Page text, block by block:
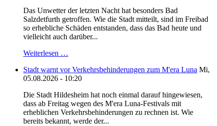
Das Unwetter der letzten Nacht hat besonders Bad
Salzdetfurth getroffen. Wie die Stadt mitteilt, sind im Freibad
so erhebliche Schäden entstanden, dass das Bad heute und
vielleicht auch darüber...
Weiterlesen …
Stadt warnt vor Verkehrsbehinderungen zum M'era Luna Mi,
05.08.2026 - 10:20
Die Stadt Hildesheim hat noch einmal darauf hingewiesen,
dass ab Freitag wegen des M'era Luna-Festivals mit
erheblichen Verkehrsbehinderungen zu rechnen ist. Wie
bereits bekannt, werde der...